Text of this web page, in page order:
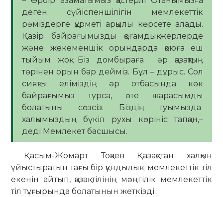
деген сүйіспеншілігін мемлекеттік
рәміздерге құрметі арқылы көрсете алады.
Қазір байрағымызды қоғамдық жерлерде
және жекеменшік орындарда қоюға еш
тыйым жоқ. Біз домбыраға әр қазақтың
төрінен орын бар дейміз. Бұл – дұрыс. Сол
сияқты еліміздің әр отбасында көк
байрағымыз тұрса, өте жарасымды
болатыны сөзсіз. Біздің туымызда
халқымыздың бүкіл рухы көрініс тапқан,–
деді Мемлекет басшысы.
Қасым-Жомарт Тоқаев Қазақстан халқын
ұйыстыратын тағы бір құндылық – мемлекеттік тіл
екенін айтып, қазақ тілінің мәңгілік мемлекеттік
тіл тұғырында болатынын жеткізді.